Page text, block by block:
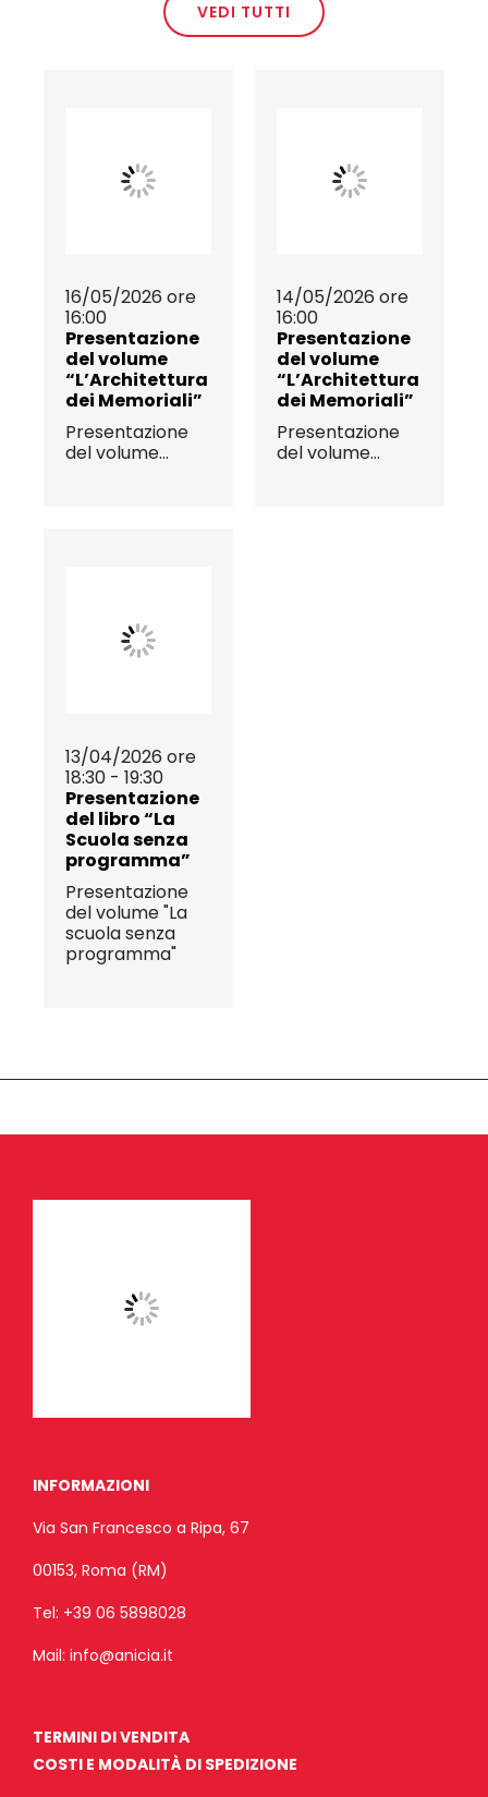
VEDI TUTTI
16/05/2026 ore
16:00
Presentazione
del volume
“L’Architettura
dei Memoriali”
Presentazione
del volume...
14/05/2026 ore
16:00
Presentazione
del volume
“L’Architettura
dei Memoriali”
Presentazione
del volume...
13/04/2026 ore
18:30 - 19:30
Presentazione
del libro “La
Scuola senza
programma”
Presentazione
del volume "La
scuola senza
programma"
INFORMAZIONI
Via San Francesco a Ripa, 67
00153, Roma (RM)
Tel: +39 06 5898028
Mail: info@anicia.it
TERMINI DI VENDITA
COSTI E MODALITÀ DI SPEDIZIONE